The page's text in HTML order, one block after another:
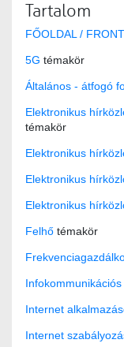
Tartalom
FŐOLDAL /
5G témakör
Általános - átfogó
Elektronikus
témakör
Elektronikus
Elektronikus
Elektronikus
Felhő témakör
Internet
Internet